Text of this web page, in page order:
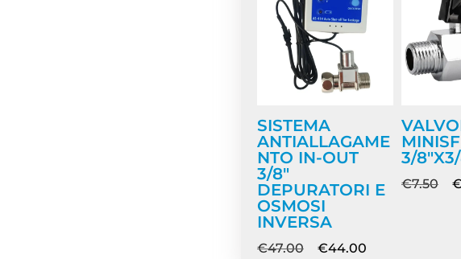
SISTEMA
ANTIALLAGAME
NTO IN-OUT
3/8″
DEPURATORI E
OSMOSI
INVERSA
€47.00 €44.00
3/
€7.50 €